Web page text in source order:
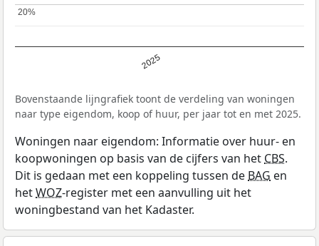
2025
20%
20%
Bovenstaande lijngrafiek toont de verdeling van woningen
naar type eigendom, koop of huur, per jaar tot en met 2025.
Woningen naar eigendom: Informatie over huur- en
koopwoningen op basis van de cijfers van hetCBS.
Dit is gedaan met een koppeling tussen deBAG en
hetWOZ-register met een aanvulling uit het
woningbestand van het Kadaster.